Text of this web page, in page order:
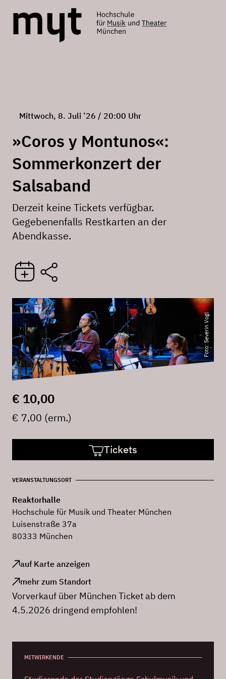
Mittwoch, 8. Juli ’26 / 20:00 Uhr
»Coros y Montunos«:
Sommerkonzert der
Salsaband
Derzeit keine Tickets verfügbar.
Gegebenenfalls Restkarten an der
Abendkasse.
Foto: Severin Vogl
€ 10,00
€ 7,00 (erm.)
Tickets
VERANSTALTUNGSORT
Reaktorhalle
Hochschule für Musik und Theater München
Luisenstraße 37a
80333 München
auf Karte anzeigen
mehr zum Standort
Vorverkauf über München Ticket ab dem
4.5.2026 dringend empfohlen!
MITWIRKENDE